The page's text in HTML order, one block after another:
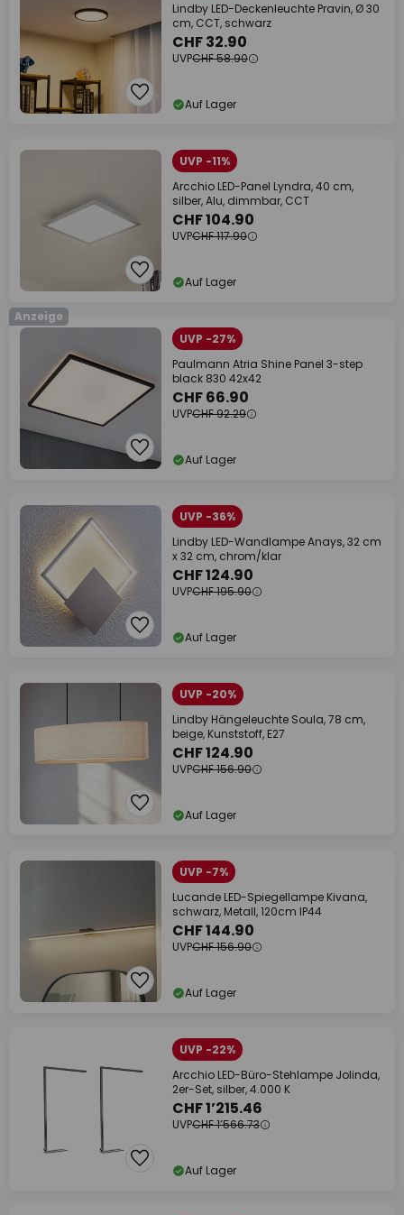
Lindby LED-Deckenleuchte Pravin, Ø 30
cm, CCT, schwarz
CHF 32.90
UVPCHF 58.90
Auf Lager
UVP -11%
Arcchio LED-Panel Lyndra, 40 cm,
silber, Alu, dimmbar, CCT
CHF 104.90
UVPCHF 117.90
Auf Lager
Anzeige
UVP -27%
Paulmann Atria Shine Panel 3-step
black 830 42x42
CHF 66.90
UVPCHF 92.29
Auf Lager
UVP -36%
Lindby LED-Wandlampe Anays, 32 cm
x 32 cm, chrom/klar
CHF 124.90
UVPCHF 195.90
Auf Lager
UVP -20%
Lindby Hängeleuchte Soula, 78 cm,
beige, Kunststoff, E27
CHF 124.90
UVPCHF 156.90
Auf Lager
UVP -7%
Lucande LED-Spiegellampe Kivana,
schwarz, Metall, 120cm IP44
CHF 144.90
UVPCHF 156.90
Auf Lager
UVP -22%
Arcchio LED-Büro-Stehlampe Jolinda,
2er-Set, silber, 4.000 K
CHF 1’215.46
UVPCHF 1’566.73
Auf Lager